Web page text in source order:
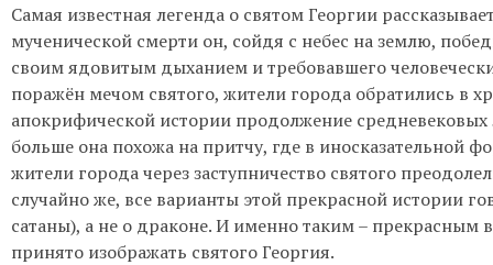
Самая известная легенда о святом Георгии
мученической смерти он, сойдя с небес на землю,
своим ядовитым дыханием и требовавшего
поражён мечом святого, жители города обратились в
апокрифической истории продолжение
больше она похожа на притчу, где в иносказательной
жители города через заступничество святого
случайно же, все варианты этой прекрасной истории
сатаны), а не о драконе. И именно таким –
принято изображать святого Георгия.